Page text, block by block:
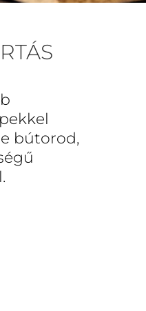
bútorod,